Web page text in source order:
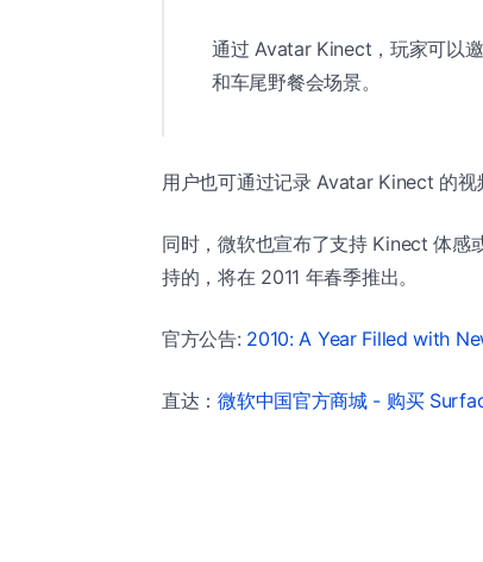
通过 Avatar Kinect，玩家可以
和车尾野餐会场景。
用户也可通过记录 Avatar Kinect 的视
同时，微软也宣布了支持 Kinect 体感
持的，将在 2011 年春季推出。
官方公告: 2010: A Year Filled with
直达：微软中国官方商城 - 购买